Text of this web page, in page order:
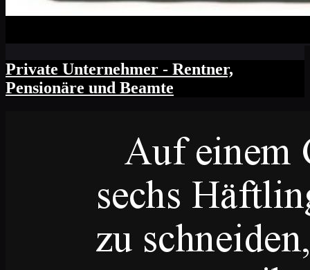
Private Unternehmer - Rentner,
Pensionäre und Beamte